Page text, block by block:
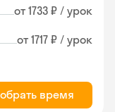
от 1733 ₽ / урок
от 1717 ₽ / урок
время